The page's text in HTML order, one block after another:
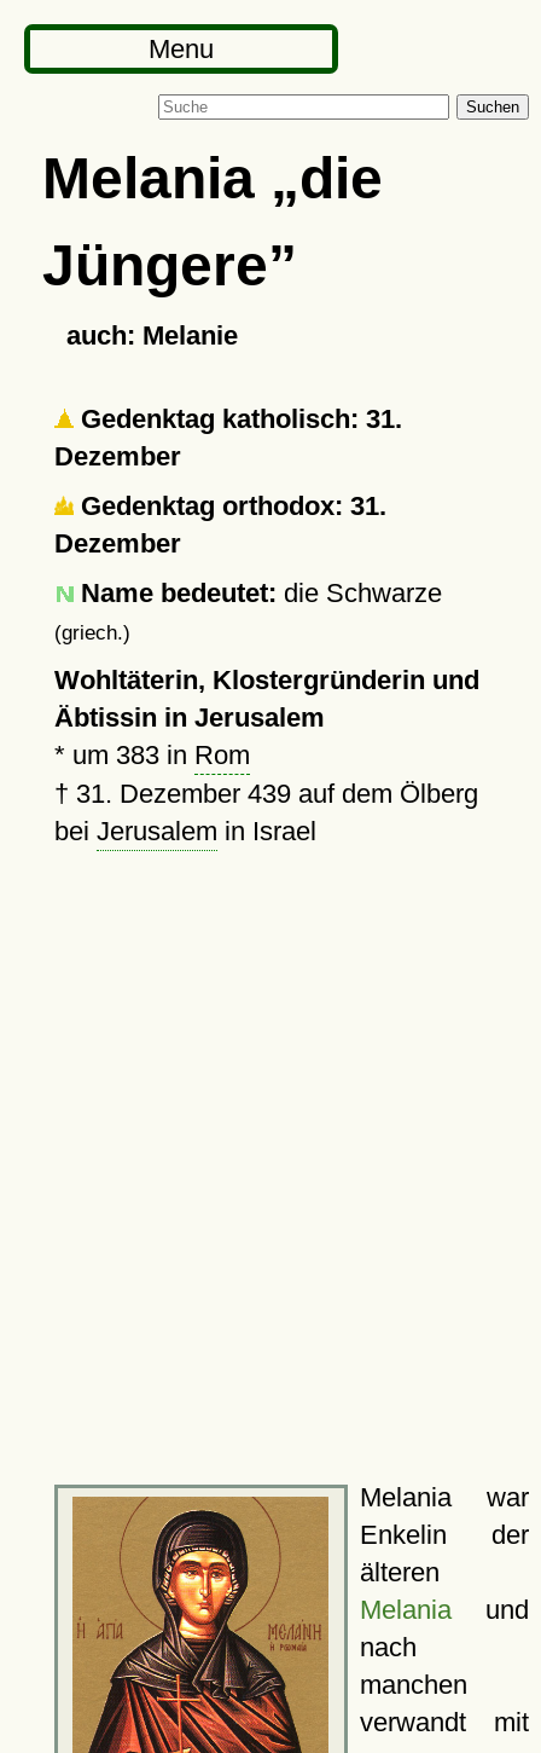
Menu
Suchen
Melania
die
Jüngere
auch: Melanie
Gedenktag katholisch: 31.
Dezember
Gedenktag orthodox: 31.
Dezember
Name bedeutet: die Schwarze
(griech.)
Wohltäterin, Klostergründerin und
Äbtissin in Jerusalem
* um 383in Rom
† 31. Dezember 439auf dem Ölberg
bei Jerusalem in Israel
Melania war
Enkelin der
älteren
Melaniaund
nach
manchen
verwandt mit